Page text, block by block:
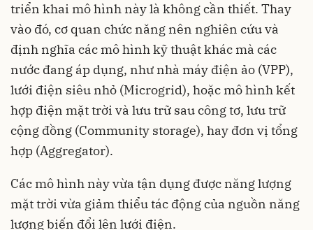
triển khai mô hình này là không cần thiết. Thay
vào đó, cơ quan chức năng nên nghiên cứu và
định nghĩa các mô hình kỹ thuật khác mà các
nước đang áp dụng, như nhà máy điện ảo (VPP),
lưới điện siêu nhỏ (Microgrid), hoặc mô hình kết
hợp điện mặt trời và lưu trữ sau công tơ, lưu trữ
cộng đồng (Community storage), hay đơn vị tổng
hợp (Aggregator).
Các mô hình này vừa tận dụng được năng lượng
mặt trời vừa giảm thiểu tác động của nguồn năng
lượng biến đổi lên lưới điện.